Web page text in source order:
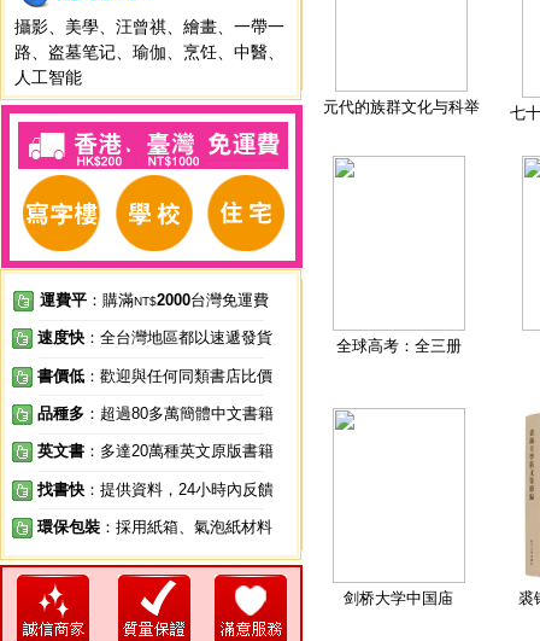
攝影
美學 汪曾祺 繪畫
一帶一
路
盗墓笔记 瑜伽 烹饪 中醫
人工智能
運費平 ：購滿NT$2000台灣免運費
速度快 ：全台灣地區都以速遞發貨
書價低 ：歡迎與任何同類書店比價
品種多 ：超過80多萬簡體中文書籍
英文書 ：多達20萬種英文原版書籍
找書快 ：提供資料，24小時內反饋
環保包裝 ：採用紙箱、氣泡紙材料
元代的族群文化与科举 七
全球高考：全三册
剑桥大学中国庙 裘